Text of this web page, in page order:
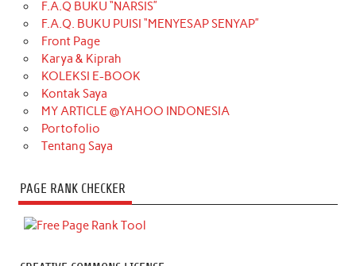
F.A.Q BUKU “NARSIS”
F.A.Q. BUKU PUISI “MENYESAP SENYAP”
Front Page
Karya & Kiprah
KOLEKSI E-BOOK
Kontak Saya
MY ARTICLE @YAHOO INDONESIA
Portofolio
Tentang Saya
PAGE RANK CHECKER